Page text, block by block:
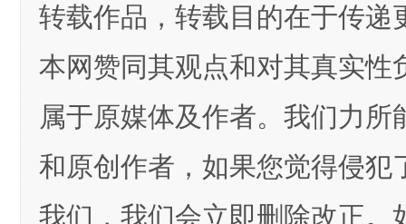
转载作品，转载目的在于传递
本网赞同其观点和对其真实性
属于原媒体及作者。我们力所
和原创作者，如果您觉得侵犯
我们，我们会立即删除改正。